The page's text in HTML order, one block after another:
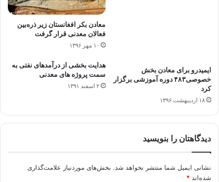
معادن بکر افغانستان زیر ذره‌بین
فعالان معدنی قرار گرفت
۱۰ مهر ۱۳۹۶
ایمیدرو برای معادن بخش
خصوصی۴۸۳ دوره آموزشی برگزار
کرد
۱۸ اردیبهشت ۱۳۹۶
هدایت بخشی از درآمدهای نفتی به
سمت پروژه های معدنی
۲ اسفند ۱۳۹۱
دیدگاهتان را بنویسید
نشانی ایمیل شما منتشر نخواهد شد. بخش‌های موردنیاز علامت‌گذاری
شده‌اند *